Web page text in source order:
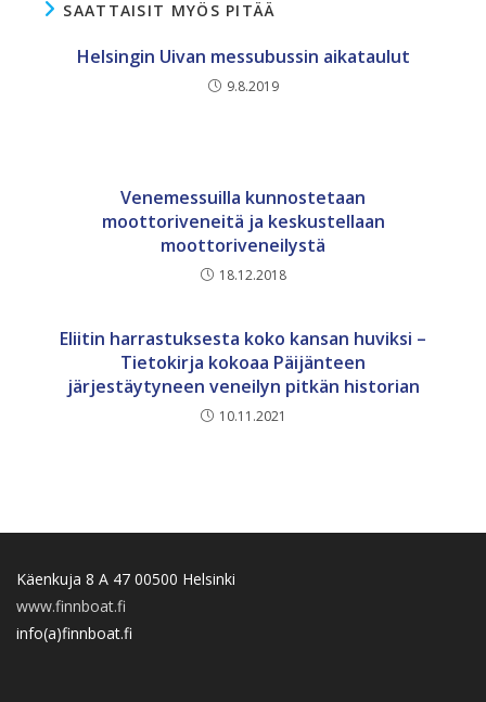
SAATTAISIT MYÖS PITÄÄ
Helsingin Uivan messubussin aikataulut
9.8.2019
Venemessuilla kunnostetaan
moottoriveneitä ja keskustellaan
moottoriveneilystä
18.12.2018
Eliitin harrastuksesta koko kansan huviksi –
Tietokirja kokoaa Päijänteen
järjestäytyneen veneilyn pitkän historian
10.11.2021
Käenkuja 8 A 47 00500 Helsinki
www.finnboat.fi
info(a)finnboat.fi